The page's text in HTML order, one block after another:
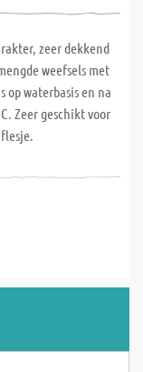
zeer dekkend
weefsels met
op waterbasis en na
Zeer geschikt voor